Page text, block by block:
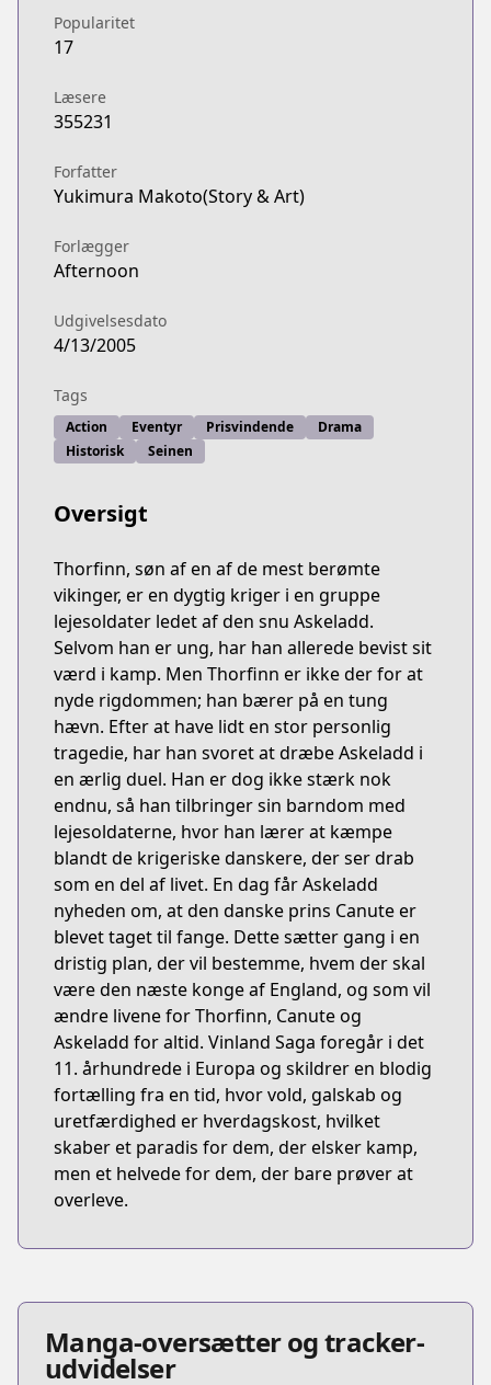
Popularitet
17
Læsere
355231
Forfatter
Yukimura Makoto(Story & Art)
Forlægger
Afternoon
Udgivelsesdato
4/13/2005
Tags
Action Eventyr Prisvindende
Drama
Historisk
Seinen
Oversigt
Thorfinn, søn af en af de mest berømte
vikinger, er en dygtig kriger i en gruppe
lejesoldater ledet af den snu Askeladd.
Selvom han er ung, har han allerede bevist sit
værd i kamp. Men Thorfinn er ikke der for at
nyde rigdommen; han bærer på en tung
hævn. Efter at have lidt en stor personlig
tragedie, har han svoret at dræbe Askeladd i
en ærlig duel. Han er dog ikke stærk nok
endnu, så han tilbringer sin barndom med
lejesoldaterne, hvor han lærer at kæmpe
blandt de krigeriske danskere, der ser drab
som en del af livet. En dag får Askeladd
nyheden om, at den danske prins Canute er
blevet taget til fange. Dette sætter gang i en
dristig plan, der vil bestemme, hvem der skal
være den næste konge af England, og som vil
ændre livene for Thorfinn, Canute og
Askeladd for altid. Vinland Saga foregår i det
11. århundrede i Europa og skildrer en blodig
fortælling fra en tid, hvor vold, galskab og
uretfærdighed er hverdagskost, hvilket
skaber et paradis for dem, der elsker kamp,
men et helvede for dem, der bare prøver at
overleve.
Manga-oversætter og tracker-
udvidelser